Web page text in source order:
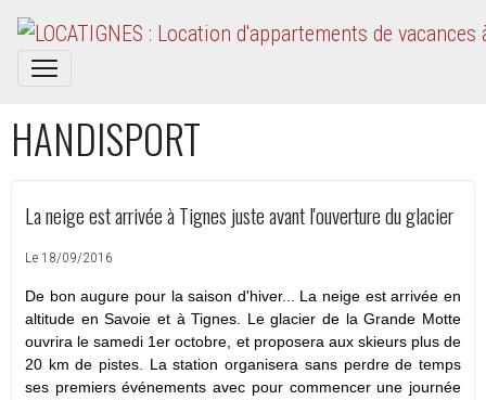
HANDISPORT
La neige est arrivée à Tignes juste avant l'ouverture du glacier
Le 18/09/2016
De bon augure pour la saison d'hiver... La neige est arrivée en
altitude en Savoie et à Tignes. Le glacier de la Grande Motte
ouvrira le samedi 1er octobre, et proposera aux skieurs plus de
20 km de pistes. La station organisera sans perdre de temps
ses premiers événements avec pour commencer une journée